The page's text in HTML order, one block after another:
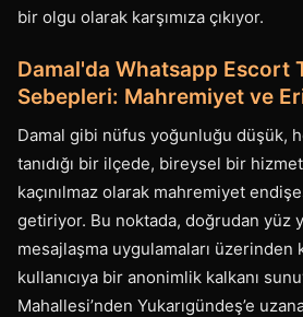
bir olgu olarak karşımıza çıkıyor.
Damal'da Whatsapp Escort
Sebepleri: Mahremiyet ve
Damal gibi nüfus yoğunluğu düşük,
tanıdığı bir ilçede, bireysel bir
kaçınılmaz olarak mahremiyet
getiriyor. Bu noktada, doğrudan yüz
mesajlaşma uygulamaları üzerinden
kullanıcıya bir anonimlik kalkanı
Mahallesi’nden Yukarıgündeş’e